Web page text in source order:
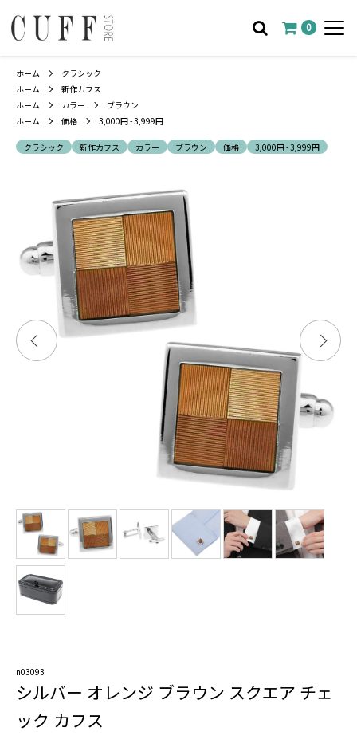
0
ホーム
クラシック
ホーム
新作カフス
ホーム
カラー
ブラウン
ホーム
価格 3,000円 - 3,999円
クラシック 新作カフス カラー ブラウン 価格 3,000円 - 3,999円
n03093
シルバー オレンジ ブラウン スクエア チェ
ック カフス